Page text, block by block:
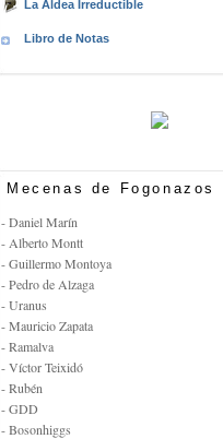
La Aldea Irreductible
Libro de Notas
Mecenas de Fogonazos
- Daniel Marín
- Alberto Montt
- Guillermo Montoya
- Pedro de Alzaga
- Uranus
- Mauricio Zapata
- Ramalva
- Víctor Teixidó
- Rubén
- GDD
- Bosonhiggs